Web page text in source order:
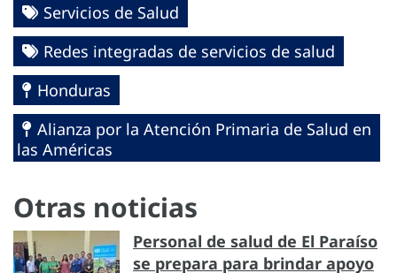
Servicios de Salud
Redes integradas de servicios de salud
Honduras
Alianza por la Atención Primaria de Salud en
las Américas
Otras noticias
Personal de salud de El Paraíso
se prepara para brindar apoyo